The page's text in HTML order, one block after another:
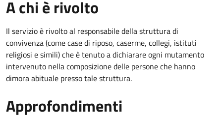
A chi è rivolto
Il servizio è rivolto al responsabile della struttura di
convivenza (come case di riposo, caserme, collegi, istituti
religiosi e simili) che è tenuto a dichiarare ogni mutamento
intervenuto nella composizione delle persone che hanno
dimora abituale presso tale struttura.
Approfondimenti